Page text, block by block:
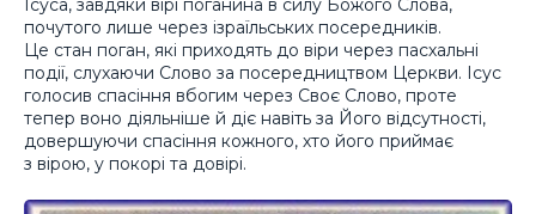
Ісуса, завдяки вірі поганина в силу Божого Слова,
почутого лише через ізраїльських посередників.
Це стан поган, які приходять до віри через пасхальні
події, слухаючи Слово за посередництвом Церкви. Ісус
голосив спасіння вбогим через Своє Слово, проте
тепер воно діяльніше й діє навіть за Його відсутності,
довершуючи спасіння кожного, хто його приймає
з вірою, у покорі та довірі.